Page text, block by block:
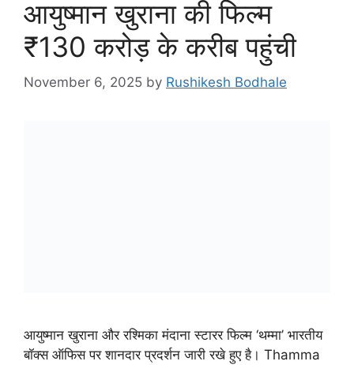
आयुष्मान खुराना की फिल्म
₹130 करोड़ के करीब पहुंची
November 6, 2025 by Rushikesh Bodhale
आयुष्मान खुराना और रश्मिका मंदाना स्टारर फिल्म ‘थम्मा’ भारतीय
बॉक्स ऑफिस पर शानदार प्रदर्शन जारी रखे हुए है। Thamma